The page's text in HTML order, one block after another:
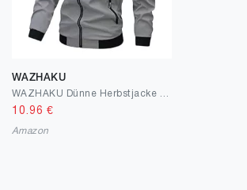
WAZHAKU
10.96 €
Amazon